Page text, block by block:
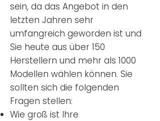
sein, da das Angebot in den
letzten Jahren sehr
umfangreich geworden ist und
Sie heute aus über 150
Herstellern und mehr als 1000
Modellen wählen können. Sie
sollten sich die folgenden
Fragen stellen:
Wie groß ist Ihre